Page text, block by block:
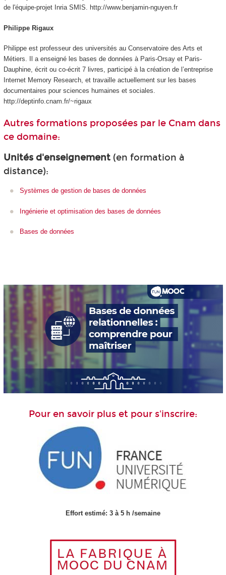
de l'équipe-projet Inria SMIS. http://www.benjamin-nguyen.fr
Philippe Rigaux
Philippe est professeur des universités au Conservatoire des Arts et
Métiers. Il a enseigné les bases de données à Paris-Orsay et Paris-
Dauphine, écrit ou co-écrit 7 livres, participé à la création de l’entreprise
Internet Memory Research, et travaille actuellement sur les bases
documentaires pour sciences humaines et sociales.
http://deptinfo.cnam.fr/~rigaux
Autres formations proposées par le Cnam dans
ce domaine:
Unités d'enseignement (en formation à
distance):
Systèmes de gestion de bases de données
Ingénierie et optimisation des bases de données
Bases de données
Pour en savoir plus et pour s'inscrire:
Effort estimé: 3 à 5 h /semaine